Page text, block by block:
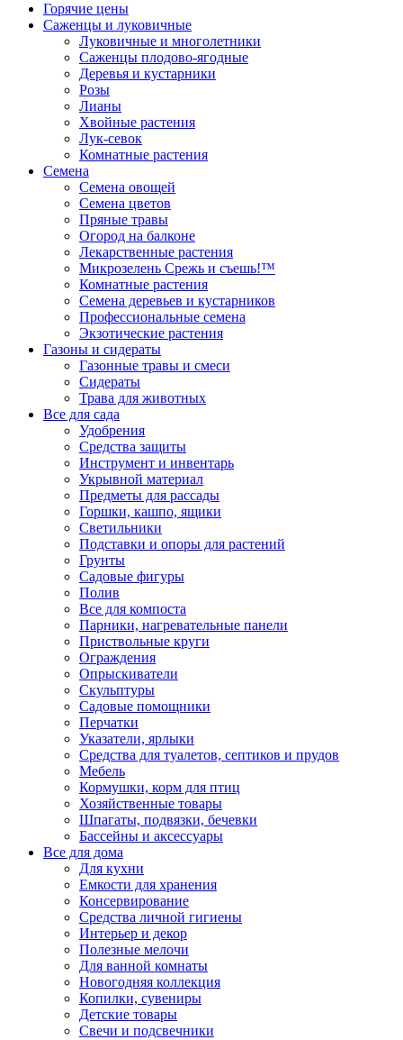
Горячие цены
Саженцы и луковичные
Луковичные и многолетники
Саженцы плодово-ягодные
Деревья и кустарники
Розы
Лианы
Хвойные растения
Лук-севок
Комнатные растения
Семена
Семена овощей
Семена цветов
Пряные травы
Огород на балконе
Лекарственные растения
Микрозелень Срежь и съешь!™
Комнатные растения
Семена деревьев и кустарников
Профессиональные семена
Экзотические растения
Газоны и сидераты
Газонные травы и смеси
Сидераты
Трава для животных
Все для сада
Удобрения
Средства защиты
Инструмент и инвентарь
Укрывной материал
Предметы для рассады
Горшки, кашпо, ящики
Светильники
Подставки и опоры для растений
Грунты
Садовые фигуры
Полив
Все для компоста
Парники, нагревательные панели
Приствольные круги
Ограждения
Опрыскиватели
Скульптуры
Садовые помощники
Перчатки
Указатели, ярлыки
Средства для туалетов, септиков и прудов
Мебель
Кормушки, корм для птиц
Хозяйственные товары
Шпагаты, подвязки, бечевки
Бассейны и аксессуары
Все для дома
Для кухни
Емкости для хранения
Консервирование
Средства личной гигиены
Интерьер и декор
Полезные мелочи
Для ванной комнаты
Новогодняя коллекция
Копилки, сувениры
Детские товары
Свечи и подсвечники